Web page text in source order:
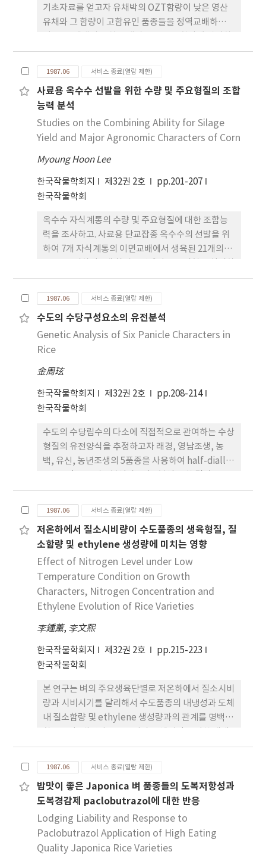
고도의 정의 상관을 보였으나 신기호밀, 그루밀, 메귀
리 등에서 개화후 25 일이나 30일에 수확한 종자의 유
용 종자로서 사용할 경우 입당호밀과 두루호밀은 개
화후 35 일 (각각 6월 19일, 6월 24 일 ) 신기호밀, 그
루밀, 메귀리 등은 개화후 25 일 (각각 6월 24 일, 6월
14 일, 7월 4 일) 에 수확하여도 청예수량이 크게 감소
되지 않을 것으로 보인다. 벼알의 변색정도가 심할수
록 등숙율과 정조 1,000 입중이 현저하게 떨어졌으며
그 감소정도와 부의 상관관계가 있었다. 7. 방풍망 설
풍을 모두 방풍할 수 있는 종합방풍시설이 가장 효과
가 컸으며 방풍망 설치시기별로는 수잉기에 설치하는
것이 가장 효과가 컸다.관이 있었다. 전당함양과 가용
백콩 및 봉의에서 그 차이가 현저하였다. 그러나 포장
시험에서는 이와 같은 경향이 현저하지 않았다. 8. 수
량구성요소중 개체당 협수 및 입수는 토양 pH가 낮은
현저한 차이가 있어 단엽중과 황금콩에서 코고 장백
콩, 봉의 및 외알콩 등에서 작았다. 그러나 협당 입수
와 100입중은 토양산도에 따른 유의적 차이를 인정할
수 없었다. 9 종실수량은 품종. 토양산도간 및 이들의
상호작용에 모두 유의성이 인정되어 황금콩은 각 토
양pH 수준에서 다른 품종에 비하여 가장 다수이었고
단엽콩과 장단백목은 pH 7 수준에서는 다른 품종에
의 품종에서는 현저한 차이가 없었다. 또한 토양산도
간 차이는 장백콩에서는 거의 볼 수 없고 봉의와 외알
차이가 있었다. 10. 수량과 수량구성요소간의 상관은
개체당입수와 협당입수가 수량과 유의적 상관을 나타
내었고 특히 토양 pH 5 수준에서 보다 높은 상관관계
량과 유의적 상관을 보였으나 pH 7 수준에서는 유예
적 상관을 인정할 수 없었다. 11. 종실중의 단백질 함
량도 토양 pH가 낮은 경우에 현저히 떨어졌는데 그
정도는 품종
기초자료를 얻고자 유채박의 OZT함량이 낮은 영산
유채와 그 함량이 고함유인 품종들을 정역교배하여
는 유전자수와 세포질의 영향에 관하여 조사분석한
결과는 다음과 같다. 1. F2 세대에서 OZT함양을 영산
유채에 기준한 낮은 개체의 출현율은 OZT함량이 저
함유인 품종을 모본으로 교배한 조합에서 높게 나타
났다. 2. OZT함량의 분리비는 63 : 1에 가장 적중도가
높아 3쌍의 열성유전자가 OZT생성에 관여하고 있는
것으로 추정되었다. 3. OZT함량의 유전에 세포질의
1987.06 서비스 종료(열람 제한)
사료용 옥수수 선발을 위한 수량 및 주요형질의 조합
능력 분석
Studies on the Combining Ability for Silage
Yield and Major Agronomic Characters of Corn
Myoung Hoon Lee
한국작물학회지 제32권 2호
pp.201-207
한국작물학회
옥수수 자식계통의 수량 및 주요형질에 대한 조합능
력을 조사하고. 사료용 단교잡종 옥수수의 선발을 위
하여 7개 자식계통의 이면교배에서 생육된 21개의
였으며 그 결과를 요약하면 다음과 같다. 1. 총건물중
에 있어서는 교잡종 Hi 34 Tx 601이 가장 높았으며,
Hi 26 Hi 34와 Hi 29 Hi 34도 비교적 높은 수량을 보
였다. 일반적으로 개화기와 숙기가 늦은 교잡종들이
수량이 높은 경향이었다. 2. 초장은 간엽중과 부의 상
관을 보였으며, 수량구성요소는 종실수량과 부의 상
고도의 상관을 보였으며 사료용 교잡종 옥수수의 선
발에 엽면적지수가 고려되어야 할 하나의 요인으로
생각된다. 3. 공시된 7개의 자식계통 중에 종실수량 및
가장 높았으며, Hi 31과 Hi 33은 낮았다. 자식계통 Hi
34는 수량구성요소에 대한 일반조합능력도 높은 편
이었다. 수병(Puccinia sorghi)은 수량 및 모든형질
주는 것으로 사료된다. 4. 수량 및 주요형질의 일반조
합능력은 환경과 유의성 있는 상호작용을 보였으며.
냈다. 5. 종실수량 및 간엽중의 일반 및 특정조합능력
은 모두 고도의 유의성을 보여 상가적 및 비상가적 인
자가 관여하나, 일반조합능력의 값이 특정 조합능력
의 값보다 현저히 크기 때문에 상가적 인자의 작용이
더 큰 것으로 사료된다.벼알의 변색정도가 심할수록
등숙율과 정조 1,000 입중이 현저하게 떨어졌으며 그
방법별로는 한냉과습한 냉조풍과 고온건조한 편서풍
을 모두 방풍할 수 있는 종합방풍시설이 가장 효과가
컸으며 방풍망 설치시기별로는 수잉기에 설치하는 것
고형물과는 관계가 없거나 부의 상관이 있었다.장백
콩 및 봉의에서 그 차이가 현저하였다. 그러나 포장시
험에서는 이와 같은 경향이 현저하지 않았다. 8. 수량
경우에 크게 감소하였고 그 정도는 또한 품종에 따라
현저한 차이가 있어 단엽중과 황금콩에서 코고 장백
와 100입중은 토양산도에 따른 유의적 차이를 인정할
수 없었다. 9 종실수량은 품종. 토양산도간 및 이들의
상호작용에 모두 유의성이 인정되어 황금콩은 각 토
양pH 수준에서 다른 품종에 비하여 가장 다수이었고
단엽콩과 장단백목은 pH 7 수준에서는 다른 품종에
1987.06 서비스 종료(열람 제한)
수도의 수당구성요소의 유전분석
Genetic Analysis of Six Panicle Characters in
Rice
金周玹
한국작물학회지 제32권 2호
pp.208-214
한국작물학회
수도의 수당립수의 다소에 직접적으로 관여하는 수상
형질의 유전양식을 추정하고자 래경, 영남조생, 농
백, 유신, 농년조생의 5품종을 사용하여 half-diallel
약하면 다음과 같다. 1. 수당입수와 수상구성요소( 1
차지경수. 2차지경수. 1차지경당 착입수, 2차지경당
착입수, 총 3지경상 착입수,)의 6개 형질들 중 1 차 지
경당 착입수를 제외한 전형질들이 상호간에 고도의
유의한 상관관계가 있었다. 2. 수당입수에 대한 직ㆍ
간접효과는 2차 지경수가 가장 컸고 다음이 1 차 지경
수였다. 3. 비대립유전자작용이 관여되고 있을 때 우
성정도는 2차지경당 청입수만이 부분우성으로 상가
적작용이 컸 고 나머지 5개 형질들은 모두 우성효과가
는 수당입수, 2차지경수, 2차지경당 착입수는 부분우
성으로 상가적 효과가 컸다. 4. 유효유전자수는 수당
입수는 1개의 주동유전자와 polygene, 2차지경수
gene들이 관여하였다. 5. 유전력은 대부분의 형질이
광의의 유전력은 높거나 중정도 이상이었다. 협의의
유전력은 수당립수, 2차지경수는 상당히 높았으나 기
를 제외한 전형질들은 GCA와 SCA가 모두 고도로 유
의하였고. 통일형인 내경. 유신과 자포니카형인 농백
은 높은 정의 GCA를 나타내었으며, 통일형 능백조합
에서 SCA가 높게 추정되었다.
1987.06 서비스 종료(열람 제한)
저온하에서 질소시비량이 수도품종의 생육형질, 질
소함량 및 ethylene 생성량에 미치는 영향
Effect of Nitrogen Level under Low
Temperature Condition on Growth
Characters, Nitrogen Concentration and
Ethylene Evolution of Rice Varieties
李鍾薰, 李文熙
한국작물학회지 제32권 2호
pp.215-223
한국작물학회
본 연구는 벼의 주요생육단별로 저온하에서 질소시비
량과 시비시기를 달리해서 수도품종의 내냉성과 도체
내 질소함량 및 ethylene 생성량과의 관계를 명백히
기술확립의 기초자료를 얻고자 실시한바, 그 결과는
다음과 같다. 1. 분얼기의 저온처리는 초장과 분얼을
크게 억제시켰으며, 질소시비량의 증가는 저온하에
서도 초장, 분얼수는 다소 증가되나, 저온에 약한 태
백벼가 현저히 적었다. 그러나 저온처리 종료후 회복
력은 내냉성이 약한 태백 벼가 현저했다. 2. 분얼기, 감
수분열기, 등숙기 저온처리는 엽신의 질소함양은 증
가시키나 탄수화물함양은 감소하는 영향이었다. 3. 감
1987.06 서비스 종료(열람 제한)
밥맛이 좋은 Japonica 벼 품종들의 도복저항성과
도복경감제 paclobutrazol에 대한 반응
Lodging Liability and Response to
Paclobutrazol Application of High Eating
Quality Japonica Rice Varieties